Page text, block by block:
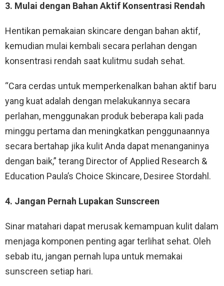
3. Mulai dengan Bahan Aktif Konsentrasi Rendah
Hentikan pemakaian skincare dengan bahan aktif,
kemudian mulai kembali secara perlahan dengan
konsentrasi rendah saat kulitmu sudah sehat.
“Cara cerdas untuk memperkenalkan bahan aktif baru
yang kuat adalah dengan melakukannya secara
perlahan, menggunakan produk beberapa kali pada
minggu pertama dan meningkatkan penggunaannya
secara bertahap jika kulit Anda dapat menanganinya
dengan baik,” terang Director of Applied Research &
Education Paula’s Choice Skincare, Desiree Stordahl.
4. Jangan Pernah Lupakan Sunscreen
Sinar matahari dapat merusak kemampuan kulit dalam
menjaga komponen penting agar terlihat sehat. Oleh
sebab itu, jangan pernah lupa untuk memakai
sunscreen setiap hari.